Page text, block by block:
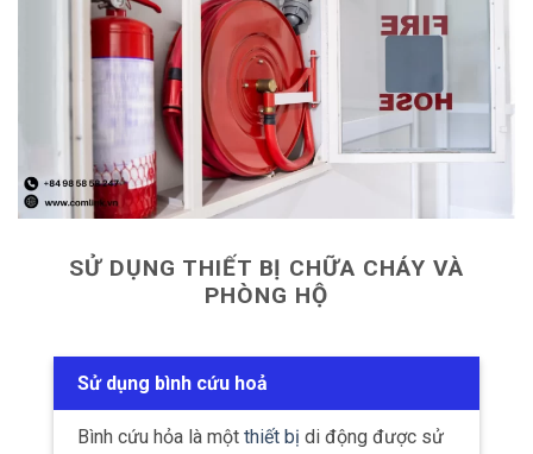
SỬ DỤNG THIẾT BỊ CHỮA CHÁY VÀ
PHÒNG HỘ
Sử dụng bình cứu hoả
Bình cứu hỏa là một thiết bị di động được sử